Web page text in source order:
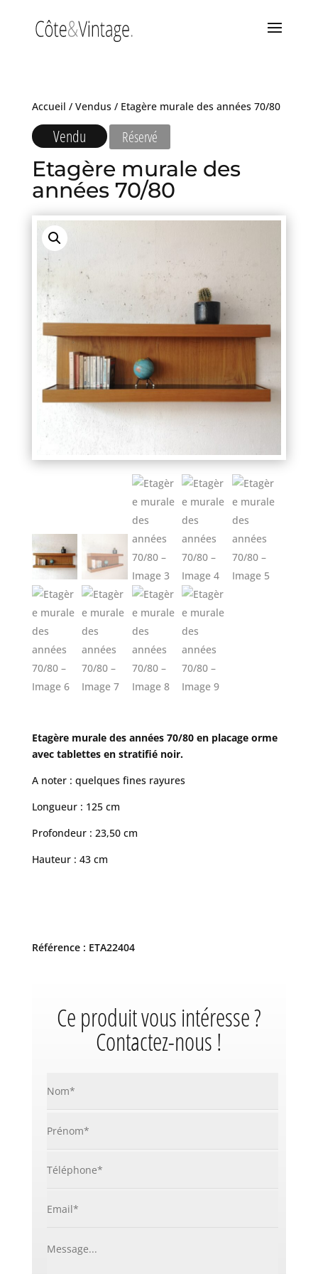
Accueil / Vendus/ Etagère murale des années 70/80
Vendu Réservé
Etagère murale des
années 70/80
Etagère murale des années 70/80 en placage orme
avec tablettes en stratifié noir.
A noter : quelques fines rayures
Longueur : 125 cm
Profondeur : 23,50 cm
Hauteur : 43 cm
Référence : ETA22404
Ce produit vous intéresse ?
Contactez-nous !